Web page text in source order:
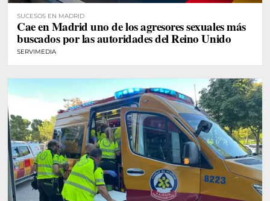
SUCESOS EN MADRID
Cae en Madrid uno de los agresores sexuales más
buscados por las autoridades del Reino Unido
SERVIMEDIA